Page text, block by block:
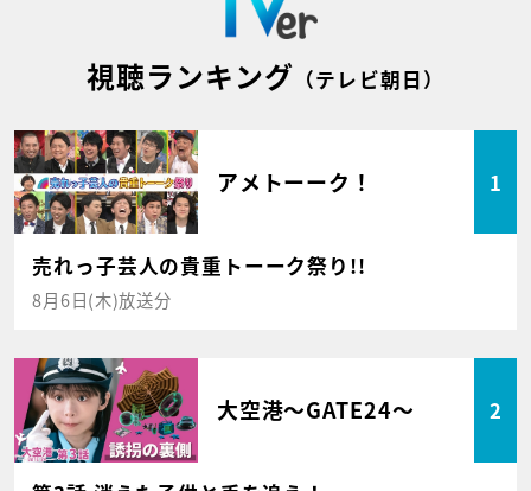
視聴ランキング （テレビ朝日）
アメトーーク！ 1
売れっ子芸人の貴重トーーク祭り!!
8月6日(木)放送分
大空港～GATE24～ 2